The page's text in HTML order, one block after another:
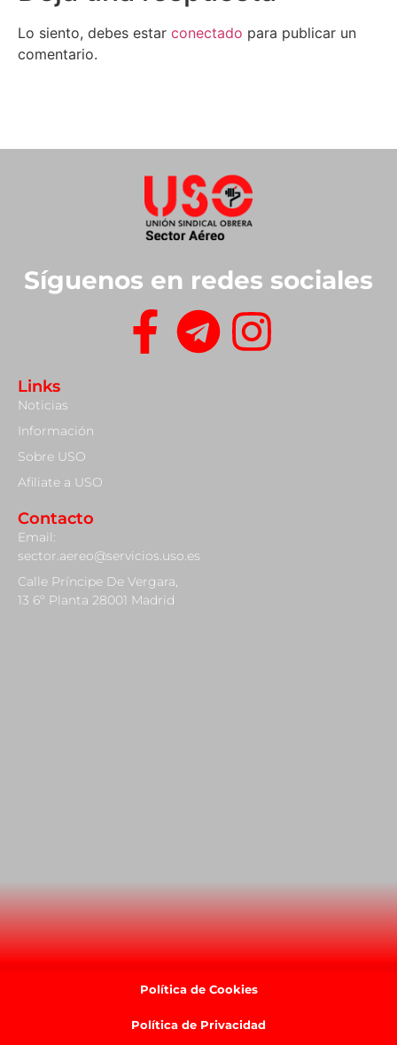
Lo siento, debes estar conectado para publicar un
comentario.
Síguenos en redes sociales
Links
Noticias
Información
Sobre USO
Afiliate a USO
Contacto
Email:
sector.aereo@servicios.uso.es
Calle Príncipe De Vergara,
13 6º Planta 28001 Madrid
Política de Cookies
Política de Privacidad